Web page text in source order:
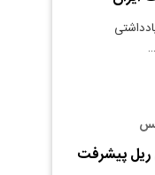
پیشرفت